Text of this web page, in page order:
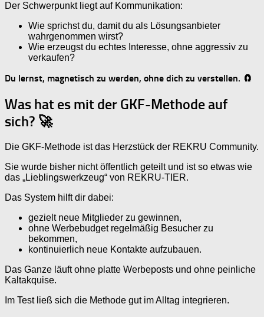
Der Schwerpunkt liegt auf Kommunikation:
Wie sprichst du, damit du als Lösungsanbieter
wahrgenommen wirst?
Wie erzeugst du echtes Interesse, ohne aggressiv zu
verkaufen?
Du lernst, magnetisch zu werden, ohne dich zu verstellen. 🧲
Was hat es mit der GKF-Methode auf
sich? 🚀
Die GKF-Methode ist das Herzstück der REKRU Community.
Sie wurde bisher nicht öffentlich geteilt und ist so etwas wie
das „Lieblingswerkzeug“ von REKRU-TIER.
Das System hilft dir dabei:
gezielt neue Mitglieder zu gewinnen,
ohne Werbebudget regelmäßig Besucher zu
bekommen,
kontinuierlich neue Kontakte aufzubauen.
Das Ganze läuft ohne platte Werbeposts und ohne peinliche
Kaltakquise.
Im Test ließ sich die Methode gut im Alltag integrieren.